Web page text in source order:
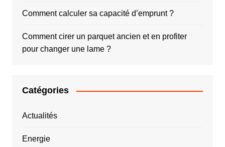
Comment calculer sa capacité d’emprunt ?
Comment cirer un parquet ancien et en profiter
pour changer une lame ?
Catégories
Actualités
Energie